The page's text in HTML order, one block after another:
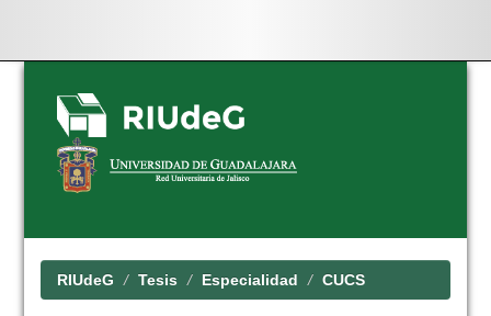
Skip
navigation
RIUdeG Tesis Especialidad CUCS